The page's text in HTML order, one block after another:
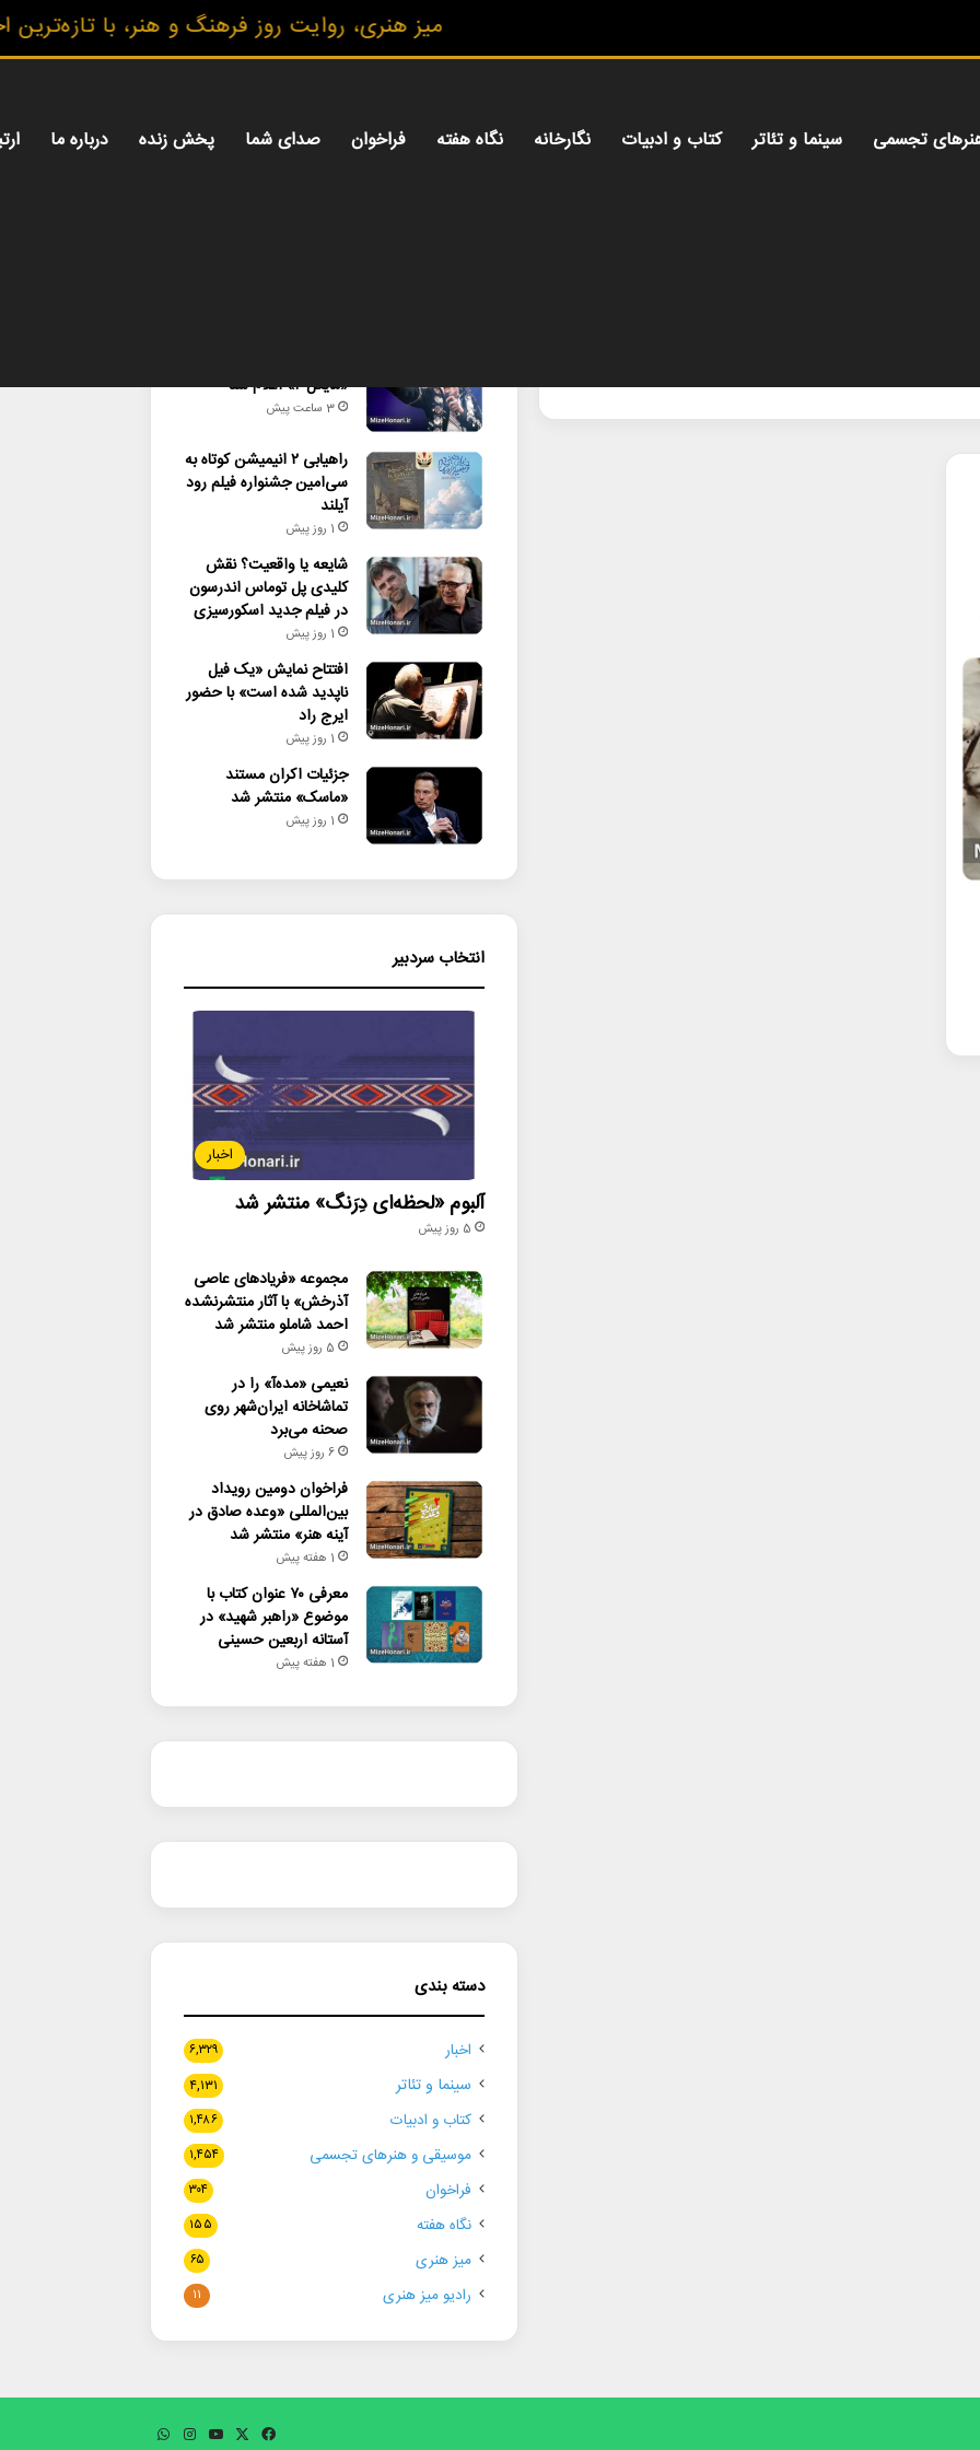
میز هنری، روایت روز فرهنگ و هنر، با تازه‌ترین
تجسمی سینما و تئاتر کتاب و ادبیات نگارخانه نگاه هفته فراخوان صدای شما پخش زنده درباره ما
«مایکل ۲» اعلام شد
3 ساعت پیش
راهیابی ۲ انیمیشن کوتاه به
سی‌امین جشنواره فیلم رود
آیلند
1 روز پیش
شایعه یا واقعیت؟ نقش
کلیدی پل توماس اندرسون
در فیلم جدید اسکورسیزی
1 روز پیش
افتتاح نمایش «یک فیل
ناپدید شده است» با حضور
ایرج راد
1 روز پیش
جزئیات اکران مستند
«ماسک» منتشر شد
1 روز پیش
انتخاب سردبیر
اخبار
آلبوم «لحظه‌ای دِرَنگ» منتشر شد
5 روز پیش
مجموعه «فریادهای عاصی
آذرخش» با آثار منتشرنشده
احمد شاملو منتشر شد
5 روز پیش
نعیمی «مده‌آ» را در
تماشاخانه ایران‌شهر روی
صحنه می‌برد
6 روز پیش
فراخوان دومین رویداد
بین‌المللی «وعده صادق در
آینه هنر» منتشر شد
1 هفته پیش
معرفی ۷۰ عنوان کتاب با
موضوع «راهبر شهید» در
آستانه اربعین حسینی
1 هفته پیش
دسته بندی
اخبار ۶,۳۲۹
سینما و تئاتر ۴,۱۳۱
کتاب و ادبیات ۱,۴۸۶
موسیقی و هنرهای تجسمی ۱,۴۵۴
فراخوان ۳۰۴
نگاه هفته ۱۵۵
میز هنری ۶۵
رادیو میز هنری ۱۱
فیسبوکایکس یوتیوباینستاگرام